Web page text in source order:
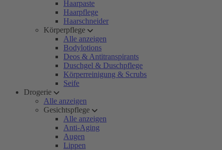
Haarpaste
Haarpflege
Haarschneider
Körperpflege
Alle anzeigen
Bodylotions
Deos & Antitranspirants
Duschgel & Duschpflege
Körperreinigung & Scrubs
Seife
Drogerie
Alle anzeigen
Gesichtspflege
Alle anzeigen
Anti-Aging
Augen
Lippen